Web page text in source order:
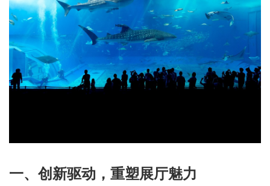
一、创新驱动，重塑展厅魅力